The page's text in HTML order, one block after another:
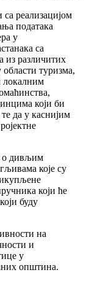
реализацијом
података
у
са
из различитих
области туризма,
локалним
који би
да у каснијим
о дивљим
које су
који ће
буду
на
и
у
општина.